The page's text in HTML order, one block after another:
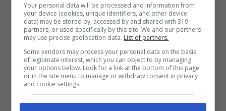
Your personal data will be processed and information from
your device (cookies, unique identifiers, and other device
data) may be stored by, accessed by and shared with 319
partners, or used specifically by this site. We and our partners
may use precise geolocation data. List of partners.
Some vendors may process your personal data on the basis
of legitimate interest, which you can object to by managing
your options below. Look for a link at the bottom of this page
or in the site menu to manage or withdraw consent in privacy
and cookie settings.